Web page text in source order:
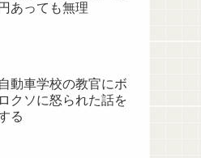
円あっても無理
自動車学校の教官にボ
ロクソに怒られた話を
る